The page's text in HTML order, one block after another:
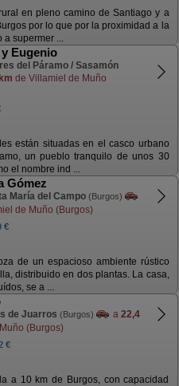
en pleno camino de Santiago y a
por lo que por la proximidad a la
a supermer ...
Eugenio
del Páramo / Sasamón
de Villamiel de Muño
están situadas en el casco urbano
un pueblo tranquilo de unos 30
el nombre ind ...
Gómez
María del Campo (Burgos)
de Muño (Burgos)
€
de un espacioso ambiente rústico
distribuido en dos plantas. La casa,
se a ...
de Juarros (Burgos) a 22,4
(Burgos)
€
a 10 km de Burgos, con capacidad